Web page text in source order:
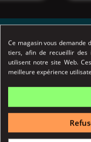
MAGASINS OUVERTS DE 11H À
EXPÉDITION LE JOUR MÊME
Ce magasin vous demande
tiers, afin de recueillir des
utilisent notre site Web.
meilleure expérience